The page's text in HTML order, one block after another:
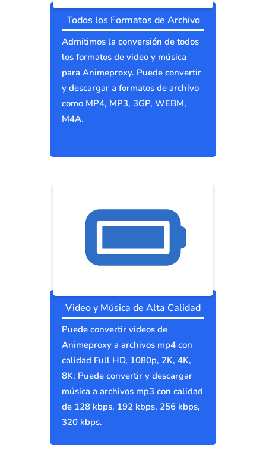
Todos los Formatos de Archivo
Admitimos la conversión de todos
los formatos de video y música
para Animeproxy. Puede convertir
y descargar a formatos de archivo
como MP4, MP3, 3GP, WEBM,
M4A.
Video y Música de Alta Calidad
Puede convertir videos de
Animeproxy a archivos mp4 con
calidad Full HD, 1080p, 2K, 4K,
8K; Puede convertir y descargar
música a archivos mp3 con calidad
de 128 kbps, 192 kbps, 256 kbps,
320 kbps.